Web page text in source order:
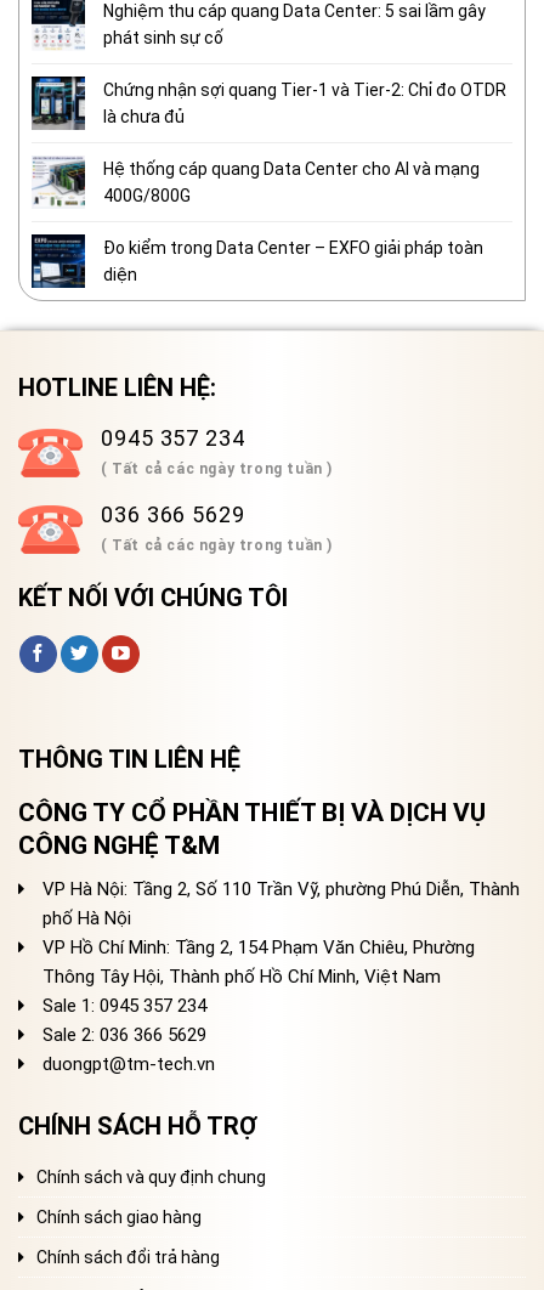
Nghiệm thu cáp quang Data Center: 5 sai lầm gây
phát sinh sự cố
Chứng nhận sợi quang Tier-1 và Tier-2: Chỉ đo OTDR
là chưa đủ
Hệ thống cáp quang Data Center cho AI và mạng
400G/800G
Đo kiểm trong Data Center – EXFO giải pháp toàn
diện
HOTLINE LIÊN HỆ:
0945 357 234
( Tất cả các ngày trong tuần )
036 366 5629
( Tất cả các ngày trong tuần )
KẾT NỐI VỚI CHÚNG TÔI
THÔNG TIN LIÊN HỆ
CÔNG TY CỔ PHẦN THIẾT BỊ VÀ DỊCH VỤ
CÔNG NGHỆ T&M
VP Hà Nội: Tầng 2, Số 110 Trần Vỹ, phường Phú Diễn, Thành
phố Hà Nội
VP Hồ Chí Minh: Tầng 2, 154 Phạm Văn Chiêu, Phường
Thông Tây Hội, Thành phố Hồ Chí Minh, Việt Nam
Sale 1: 0945 357 234
Sale 2: 036 366 5629
duongpt@tm-tech.vn
CHÍNH SÁCH HỖ TRỢ
Chính sách và quy định chung
Chính sách giao hàng
Chính sách đổi trả hàng